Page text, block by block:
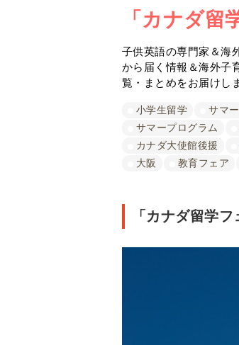
「カナダ
子供英語の専門家＆海
から届く情報＆海外子
覧・まとめをお届けし
小学生留学 サマ
サマープログラム
カナダ大使館後援
大阪
教育フェア
「カナダ留学